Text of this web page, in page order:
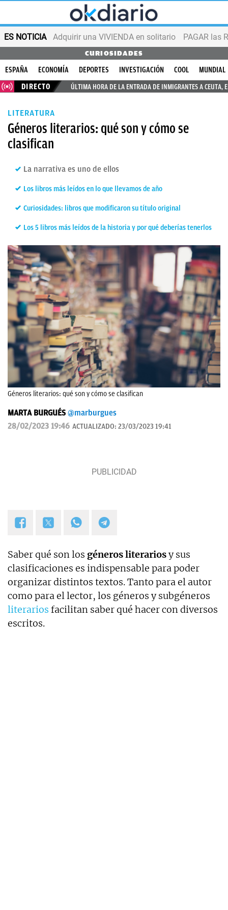
ES NOTICIA Adquirir una VIVIENDA en solitario PAGAR las
CURIOSIDADES
ESPAÑA ECONOMÍA DEPORTES INVESTIGACIÓN COOL
MUNDIAL
DIRECTO
ÚLTIMA HORA DE LA ENTRADA DE INMIGRANTES A CEUTA,
LITERATURA
Géneros literarios: qué son y cómo se
clasifican
La narrativa es uno de ellos
Los libros más leídos en lo que llevamos de año
Curiosidades: libros que modificaron su título original
Los 5 libros más leídos de la historia y por qué deberías tenerlos
Géneros literarios: qué son y cómo se clasifican
MARTA BURGUÉS @marburgues
28/02/2023 19:46 ACTUALIZADO: 23/03/2023 19:41
Saber qué son los géneros literariosy sus
clasificaciones es indispensable para poder
organizar distintos textos. Tanto para el autor
como para el lector, los géneros y subgéneros
literarios facilitan saber qué hacer con diversos
escritos.